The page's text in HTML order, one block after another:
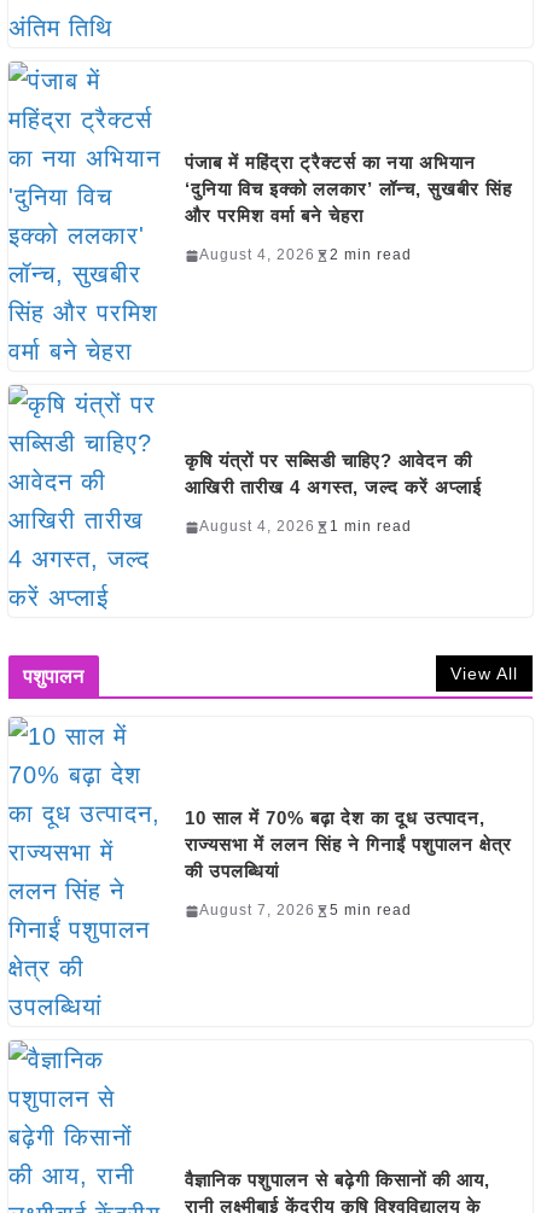
पंजाब में महिंद्रा ट्रैक्टर्स का नया अभियान
‘दुनिया विच इक्को ललकार’ लॉन्च, सुखबीर सिंह
और परमिश वर्मा बने चेहरा
August 4, 2026 2 min read
कृषि यंत्रों पर सब्सिडी चाहिए? आवेदन की
आखिरी तारीख 4 अगस्त, जल्द करें अप्लाई
August 4, 2026 1 min read
पशुपालन View All
10 साल में 70% बढ़ा देश का दूध उत्पादन,
राज्यसभा में ललन सिंह ने गिनाईं पशुपालन क्षेत्र
की उपलब्धियां
August 7, 2026 5 min read
वैज्ञानिक पशुपालन से बढ़ेगी किसानों की आय,
रानी लक्ष्मीबाई केंद्रीय कृषि विश्वविद्यालय के